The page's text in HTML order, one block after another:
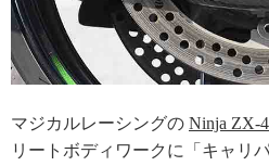
マジカルレーシングの Ninja ZX-
リートボディワークに「キャリ